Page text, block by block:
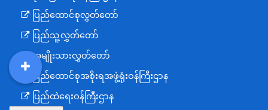
ပြည်ထောင်စုလွှတ်တော်
ပြည်သူ့လွှတ်တော်
အမျိုးသားလွှတ်တော်
ပြည်ထောင်စုအစိုးရအဖွဲ့ရုံးဝန်ကြီးဌာန
ပြည်ထဲရေးဝန်ကြီးဌာန
DDM